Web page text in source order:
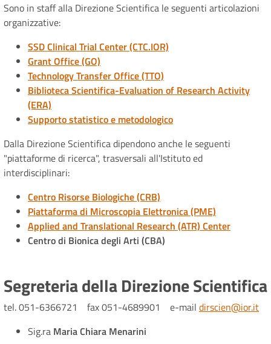
Sono in staff alla Direzione Scientifica le seguenti articolazioni
organizzative:
SSD Clinical Trial Center (CTC.IOR)
Grant Office (GO)
Technology Transfer Office (TTO)
Biblioteca Scientifica-Evaluation of Research Activity
(ERA)
Supporto statistico e metodologico
Dalla Direzione Scientifica dipendono anche le seguenti
"piattaforme di ricerca", trasversali all'Istituto ed
interdisciplinari:
Centro Risorse Biologiche (CRB)
Piattaforma di Microscopia Elettronica (PME)
Applied and Translational Research (ATR) Center
Centro di Bionica degli Arti (CBA)
Segreteria della Direzione Scientifica
tel. 051-6366721 fax 051-4689901 e-mail dirscien@ior.it
Sig.ra Maria Chiara Menarini